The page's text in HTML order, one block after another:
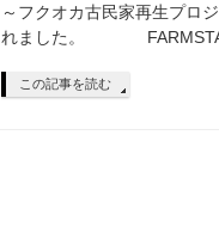
～フクオカ古民家再生プロ
れました。
この記事を読む